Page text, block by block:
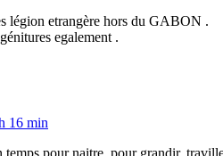
légion etrangère hors du GABON .
egalement .
16 min